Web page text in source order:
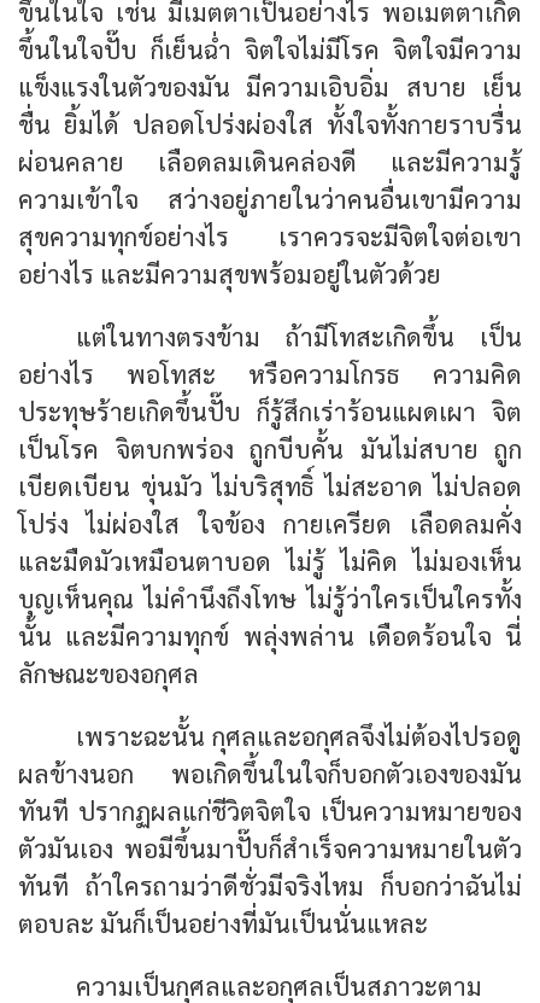
ขึ้นในใจ เช่น มีเมตตาเป็นอย่างไร พอเมตตาเกิด
ขึ้นในใจปั๊บ ก็เย็นฉ่ำ จิตใจไม่มีโรค จิตใจมีความ
แข็งแรงในตัวของมัน มีความเอิบอิ่ม สบาย เย็น
ชื่น ยิ้มได้ ปลอดโปร่งผ่องใส ทั้งใจทั้งกายราบรื่น
ผ่อนคลาย เลือดลมเดินคล่องดี และมีความรู้
ความเข้าใจ สว่างอยู่ภายในว่าคนอื่นเขามีความ
สุขความทุกข์อย่างไร เราควรจะมีจิตใจต่อเขา
อย่างไร และมีความสุขพร้อมอยู่ในตัวด้วย
แต่ในทางตรงข้าม ถ้ามีโทสะเกิดขึ้น เป็น
อย่างไร พอโทสะ หรือความโกรธ ความคิด
ประทุษร้ายเกิดขึ้นปั๊บ ก็รู้สึกเร่าร้อนแผดเผา จิต
เป็นโรค จิตบกพร่อง ถูกบีบคั้น มันไม่สบาย ถูก
เบียดเบียน ขุ่นมัว ไม่บริสุทธิ์ ไม่สะอาด ไม่ปลอด
โปร่ง ไม่ผ่องใส ใจข้อง กายเครียด เลือดลมคั่ง
และมืดมัวเหมือนตาบอด ไม่รู้ ไม่คิด ไม่มองเห็น
บุญเห็นคุณ ไม่คำนึงถึงโทษ ไม่รู้ว่าใครเป็นใครทั้ง
นั้น และมีความทุกข์ พลุ่งพล่าน เดือดร้อนใจ นี่
ลักษณะของอกุศล
เพราะฉะนั้น กุศลและอกุศลจึงไม่ต้องไปรอดู
ผลข้างนอก พอเกิดขึ้นในใจก็บอกตัวเองของมัน
ทันที ปรากฏผลแก่ชีวิตจิตใจ เป็นความหมายของ
ตัวมันเอง พอมีขึ้นมาปั๊บก็สำเร็จความหมายในตัว
ทันที ถ้าใครถามว่าดีชั่วมีจริงไหม ก็บอกว่าฉันไม่
ตอบละ มันก็เป็นอย่างที่มันเป็นนั่นแหละ
ความเป็นกุศลและอกุศลเป็นสภาวะตาม